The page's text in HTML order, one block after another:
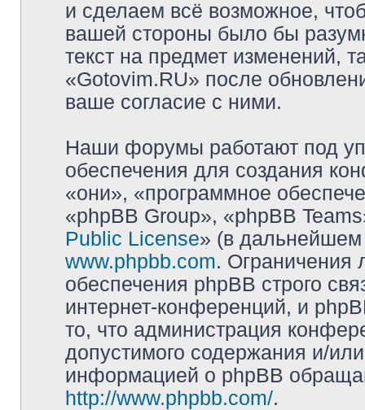
и сделаем всё возможное,
вашей стороны было бы
текст на предмет изменений,
«Gotovim.RU» после
ваше согласие с ними.
Наши форумы работают под
обеспечения для создания
«они», «программное
«phpBB Group», «phpBB
Public License» (в дальнейшем
www.phpbb.com. Ограничения
обеспечения phpBB строго
интернет-конференций, и
то, что администрация
допустимого содержания и/
информацией о phpBB
http://www.phpbb.com/.